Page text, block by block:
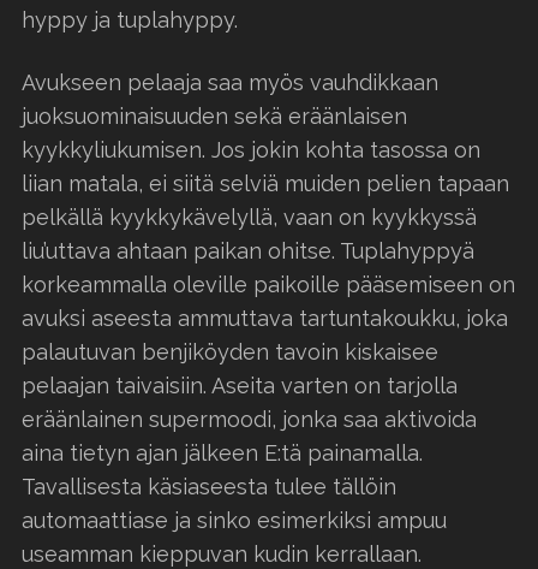
hyppy ja tuplahyppy.
Avukseen pelaaja saa myös vauhdikkaan
juoksuominaisuuden sekä eräänlaisen
kyykkyliukumisen. Jos jokin kohta tasossa on
liian matala, ei siitä selviä muiden pelien tapaan
pelkällä kyykkykävelyllä, vaan on kyykkyssä
liu’uttava ahtaan paikan ohitse. Tuplahyppyä
korkeammalla oleville paikoille pääsemiseen on
avuksi aseesta ammuttava tartuntakoukku, joka
palautuvan benjiköyden tavoin kiskaisee
pelaajan taivaisiin. Aseita varten on tarjolla
eräänlainen supermoodi, jonka saa aktivoida
aina tietyn ajan jälkeen E:tä painamalla.
Tavallisesta käsiaseesta tulee tällöin
automaattiase ja sinko esimerkiksi ampuu
useamman kieppuvan kudin kerrallaan.